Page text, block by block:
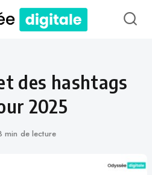
des hashtags
2025
min de lecture